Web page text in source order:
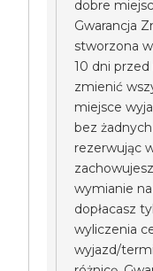
dobre
Gwarancja
stworzona
10 dni
zmienić
miejsce
bez
rezerwując
wymianie
dopłacasz
wyliczenia
wyjazd/